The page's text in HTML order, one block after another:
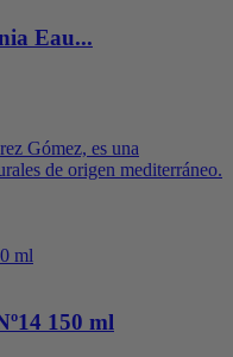
Eau...
Gómez, es una
de origen mediterráneo.
150 ml